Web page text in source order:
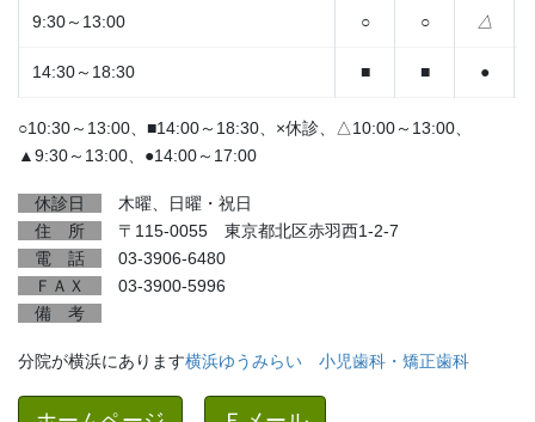
9:30～13:00
14:30～18:30
○10:30～13:00、■14:00～18:30、×休診、△10:00～13:00、
▲9:30～13:00、●14:00～17:00
休診日
木曜、日曜・祝日
住 所
〒115-0055 東京都北区赤羽西1-2-7
電 話
03-3906-6480
ＦＡＸ
03-3900-5996
備 考
分院が横浜にあります横浜ゆうみらい 小児歯科・矯正歯科